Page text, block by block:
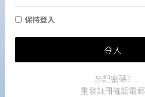
保持登入
登入
忘記密碼?
重發註冊確認電郵